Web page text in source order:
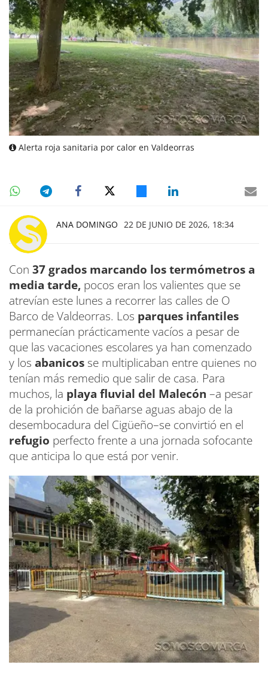
Alerta roja sanitaria por calor en Valdeorras
ANA DOMINGO 22 DE JUNIO DE 2026, 18:34
Con 37 grados marcando los termómetros a
media tarde, pocos eran los valientes que se
atrevían este lunes a recorrer las calles de O
Barco de Valdeorras. Los parques infantiles
permanecían prácticamente vacíos a pesar de
que las vacaciones escolares ya han comenzado
y los abanicos se multiplicaban entre quienes no
tenían más remedio que salir de casa. Para
muchos, la playa fluvial del Malecón –a pesar
de la prohición de bañarse aguas abajo de la
desembocadura del Cigüeño–se convirtió en el
refugio perfecto frente a una jornada sofocante
que anticipa lo que está por venir.